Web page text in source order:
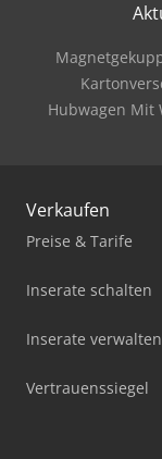
Fendt Rotana
Fendt Rotana
Fendt Traktor
Man Tge 3
Man Tgl 7
Man Tgm 18
Hubwagen Mit
Verkaufen
Preise & Tarife
Inserate schalten
Inserate verwalten
Vertrauenssiegel